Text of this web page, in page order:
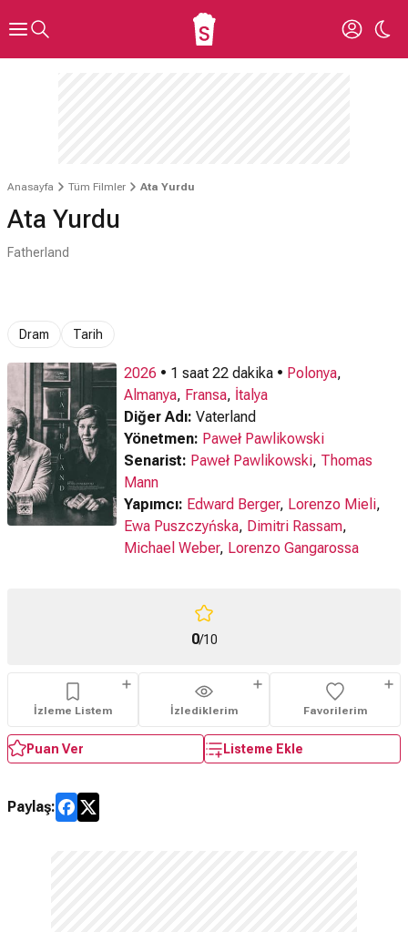
Anasayfa Tüm Filmler Ata Yurdu
Ata Yurdu
Fatherland
Dram Tarih
2026 • 1 saat 22 dakika • Polonya,
Almanya, Fransa, İtalya
Diğer Adı: Vaterland
Yönetmen: Paweł Pawlikowski
Senarist: Paweł Pawlikowski, Thomas
Mann
Yapımcı: Edward Berger, Lorenzo Mieli,
Ewa Puszczyńska, Dimitri Rassam,
Michael Weber, Lorenzo Gangarossa
0/10
İzleme Listem İzlediklerim Favorilerim
Puan Ver Listeme Ekle
Paylaş: